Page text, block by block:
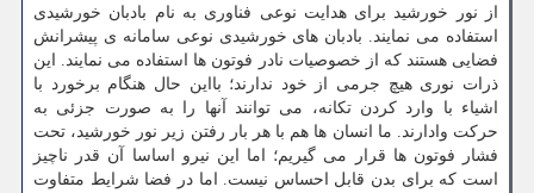
از نور خورشید برای هدایت نوعی فناوری به نام بادبان خورشیدی
استفاده می نمایند. بادبان های خورشیدی نوعی سامانه ی پیشرانش
فضایی هستند كه از خصوصیات نادر فوتون ها استفاده می نمایند. این
ذرات نوری هیچ جرمی از خود ندارند؛ بااین حال هنگام برخورد با
اشیاء با وارد كردن تكانه، می توانند آنها را به صورت جزئی به
حركت وادارند. ما انسان ها هم با هر بار رفتن زیر نور خورشید، تحت
فشار فوتون ها قرار می گیریم؛ اما این نیرو اساسا آن قدر ناچیز
است كه برای بدن قابل احساس نیست. اما در فضا شرایط متفاوت